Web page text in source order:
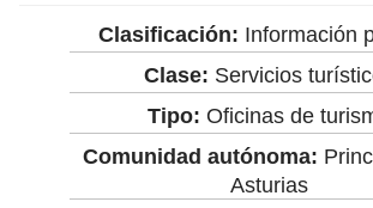
Clasificación: Información
Clase: Servicios
Tipo: Oficinas de
Comunidad autónoma:
Asturias